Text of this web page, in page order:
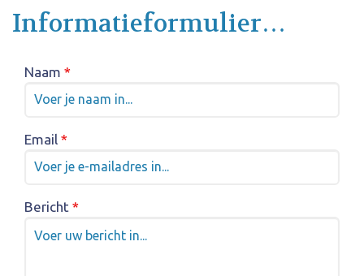
Informatieformulier…
Naam *
Email *
Bericht *